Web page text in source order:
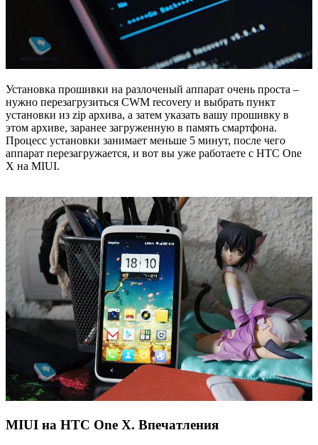
Установка прошивки на разлоченый аппарат очень проста –
нужно перезагрузиться CWM recovery и выбрать пункт
установки из zip архива, а затем указать вашу прошивку в
этом архиве, заранее загруженную в память смартфона.
Процесс установки занимает меньше 5 минут, после чего
аппарат перезагружается, и вот вы уже работаете с HTC One
X на MIUI.
MIUI на HTC One X. Впечатления